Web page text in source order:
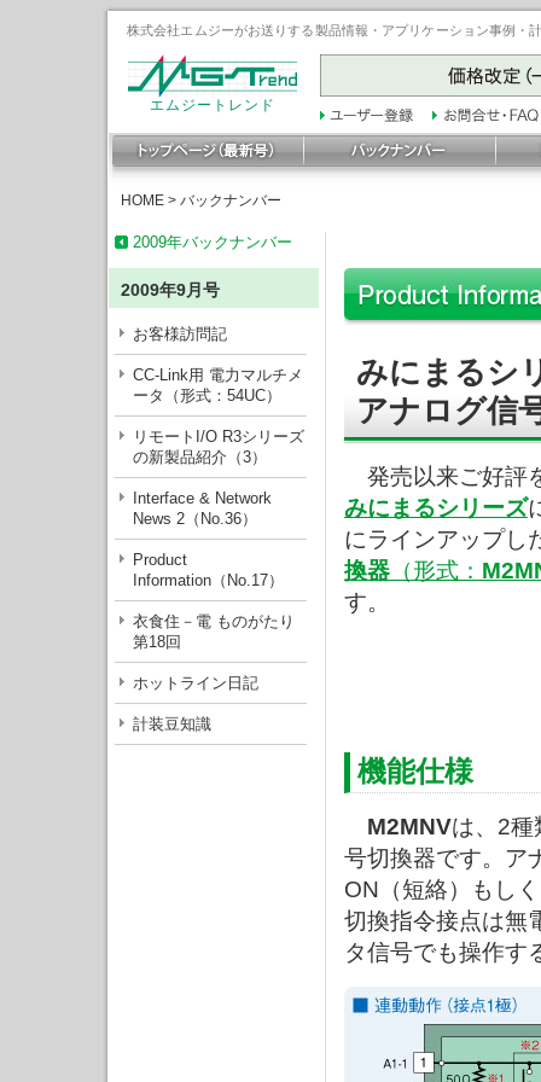
株式会社エムジーがお送りする製品情報・アプリケーション事例
エムジートレンド
HOME > バックナンバー
2009年バックナンバー
2009年9月号
お客様訪問記
CC-Link用 電力マルチメ
ータ（形式：54UC）
リモートI/O R3シリーズ
の新製品紹介（3）
Interface & Network
News 2（No.36）
Product
Information（No.17）
衣食住－電 ものがたり
第18回
ホットライン日記
計装豆知識
みにまるシ
アナログ信
発売以来ご好評
みにまるシリーズ
にラインアップし
換器 （形式：
す。
機能仕様
M2MNVは、2種
号切換器です。ア
ON（短絡）もし
切換指令接点は無
タ信号でも操作す